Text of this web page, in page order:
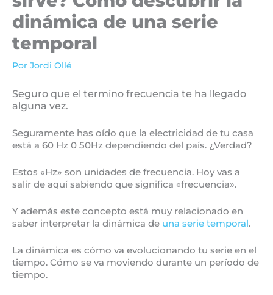
dinámica de una serie
temporal
Por Jordi Ollé
Seguro que el termino frecuencia te ha llegado
alguna vez.
Seguramente has oído que la electricidad de tu casa
está a 60 Hz 0 50Hz dependiendo del país. ¿Verdad?
Estos «Hz» son unidades de frecuencia. Hoy vas a
salir de aquí sabiendo que significa «frecuencia».
Y además este concepto está muy relacionado en
saber interpretar la dinámica de una serie temporal.
La dinámica es cómo va evolucionando tu serie en el
tiempo. Cómo se va moviendo durante un período de
tiempo.